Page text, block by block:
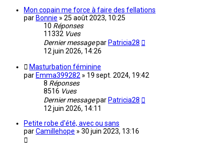
Mon copain me force à faire des fellations
par Bonnie » 25 août 2023, 10:25
10 Réponses
11332 Vues
Dernier messagepar Patricia28
12 juin 2026, 14:26
Masturbation féminine
par Emma399282 » 19 sept. 2024, 19:42
8 Réponses
8516 Vues
Dernier messagepar Patricia28
12 juin 2026, 14:11
Petite robe d'été, avec ou sans
parCamillehope » 30 juin 2023, 13:16